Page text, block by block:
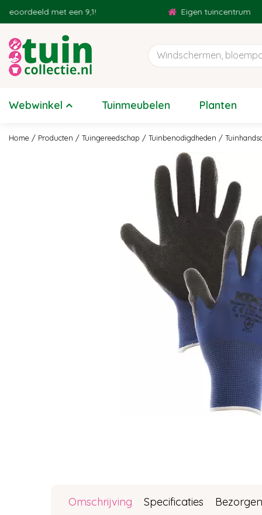
Home Producten Tuingereedschap Tuinbenodigdheden
met een 9,1! Eigen tuincentrum
Webwinkel Tuinmeubelen Planten
Omschrijving Specificaties